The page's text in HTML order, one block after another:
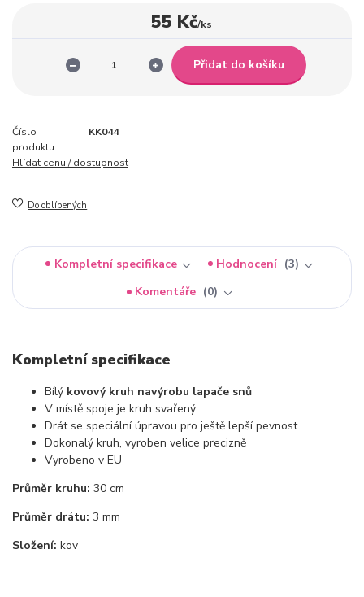
55 Kč/ks
Přidat do košíku
Číslo
produktu:
KK044
Hlídat cenu / dostupnost
Do oblíbených
Kompletní specifikace Hodnocení
3
Komentáře
0
Kompletní specifikace
Bílý kovový kruh navýrobu lapače snů
V místě spoje je kruh svařený
Drát se speciální úpravou pro ještě lepší pevnost
Dokonalý kruh, vyroben velice precizně
Vyrobeno v EU
Průměr kruhu: 30 cm
Průměr drátu: 3 mm
Složení: kov